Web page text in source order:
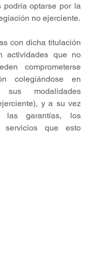
podría optarse por la
con dicha titulación
actividades que no
comprometerse
colegiándose en
modalidades
y a su vez
las garantías, los
que esto